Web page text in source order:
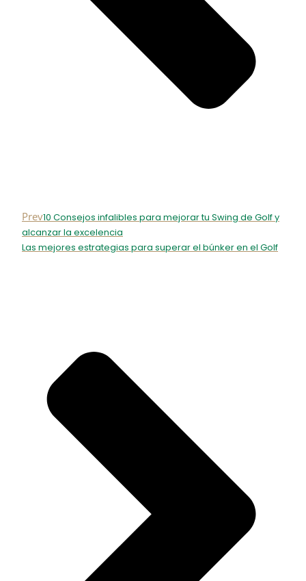
Prev10 Consejos infalibles para mejorar tu Swing de Golf y
alcanzar la excelencia
Las mejores estrategias para superar el búnker en el Golf